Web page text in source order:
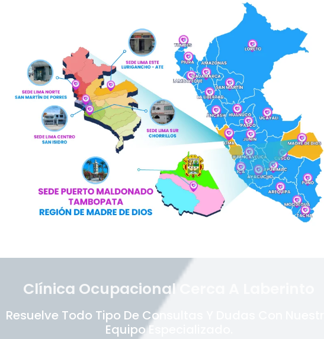
Clínica Ocupacional Cerca A Laberinto
Resuelve Todo Tipo De Consultas Y Dudas Con Nuestro
Equipo Especializado.